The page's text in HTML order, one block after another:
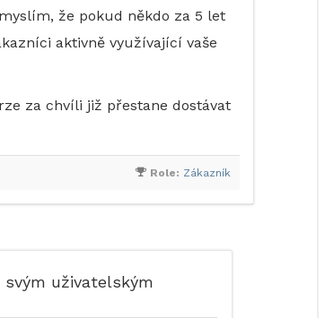
že pokud někdo za 5 let
aktivně využívající vaše
za chvíli již přestane dostávat
Role: Zákazník
uživatelským